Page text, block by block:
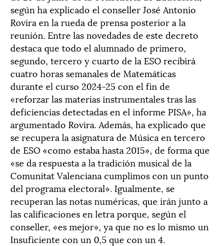
según ha explicado el conseller José Antonio
Rovira en la rueda de prensa posterior a la
reunión. Entre las novedades de este decreto
destaca que todo el alumnado de primero,
segundo, tercero y cuarto de la ESO recibirá
cuatro horas semanales de Matemáticas
durante el curso 2024-25 con el fin de
«reforzar las materias instrumentales tras las
deficiencias detectadas en el informe PISA», ha
argumentado Rovira. Además, ha explicado que
se recupera la asignatura de Música en tercero
de ESO «como estaba hasta 2015», de forma que
«se da respuesta a la tradición musical de la
Comunitat Valenciana cumplimos con un punto
del programa electoral». Igualmente, se
recuperan las notas numéricas, que irán junto a
las calificaciones en letra porque, según el
conseller, «es mejor», ya que no es lo mismo un
Insuficiente con un 0,5 que con un 4.